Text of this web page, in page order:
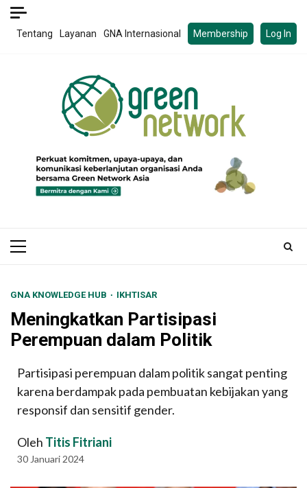
Skip
Tentang Layanan GNA Internasional Membership Log In
Primary
GNA KNOWLEDGE HUB IKHTISAR
Meningkatkan Partisipasi
Perempuan dalam Politik
Partisipasi perempuan dalam politik sangat penting
karena berdampak pada pembuatan kebijakan yang
responsif dan sensitif gender.
Oleh Titis Fitriani
30 Januari 2024